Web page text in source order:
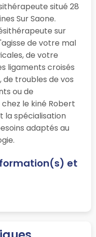
situé 28
Sur Saone.
sur
de votre mal
de votre
ligaments croisés
de troubles de vos
ou de
le kiné Robert
la spécialisation
adaptés au
et